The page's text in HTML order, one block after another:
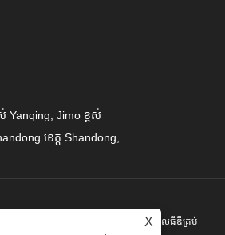
Yanqing, Jimo ខ្ពស់
ខេត្ត Shandong,
Eihe Steel Steel Gropspors គ្រុបគ្រុបខូអិលធីឌីគ្រប់
X